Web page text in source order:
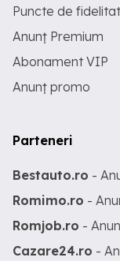
Puncte de
Anunț Premium
Abonament VIP
Anunț promo
Parteneri
Bestauto.ro -
Romimo.ro -
Romjob.ro -
Cazare24.ro -